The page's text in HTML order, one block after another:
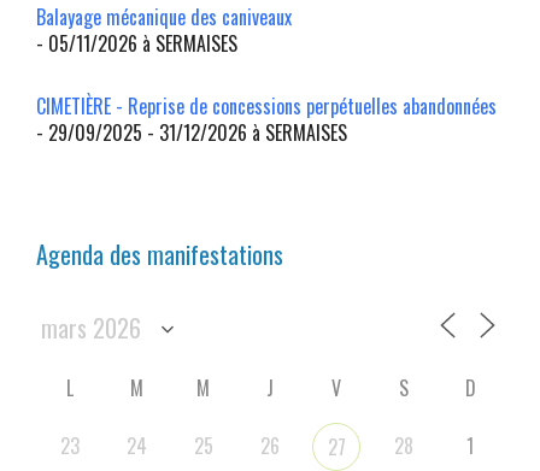
Balayage mécanique des caniveaux
- 05/11/2026 à SERMAISES
CIMETIÈRE - Reprise de concessions perpétuelles abandonnées
- 29/09/2025 - 31/12/2026 à SERMAISES
Agenda des manifestations
L M M J V S
D
23
24 25 26 27 28 1